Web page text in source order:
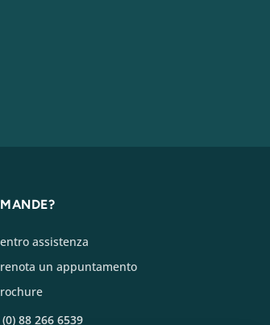
assistenza
un appuntamento
88 266 6539